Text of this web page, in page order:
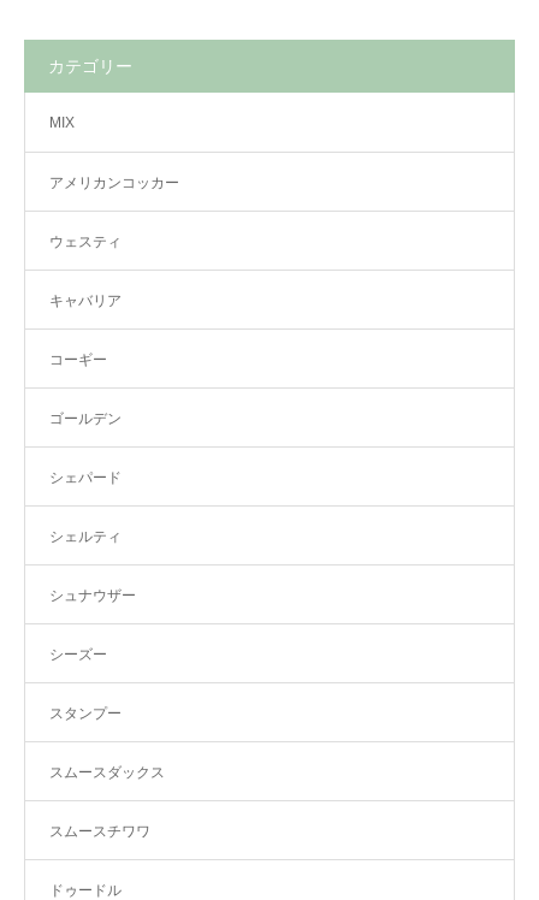
カテゴリー
MIX
アメリカンコッカー
ウェスティ
キャバリア
コーギー
ゴールデン
シェパード
シェルティ
シュナウザー
シーズー
スタンプー
スムースダックス
スムースチワワ
ドゥードル